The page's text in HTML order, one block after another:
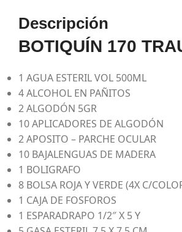
Descripción
BOTIQUÍN 170
1 AGUA ESTERIL VOL 500ML
4 ALCOHOL EN PAÑITOS
2 ALGODÓN 5GR
10 APLICADORES DE ALGODÓN
2 APOSITO – PARCHE OCULAR
10 BAJALENGUAS DE MADERA
1 BOLIGRAFO
8 BOLSA ROJA Y VERDE (4X C/
1 CAJA DE FOSFOROS
1 ESPARADRAPO 1/2″ X 5 Y